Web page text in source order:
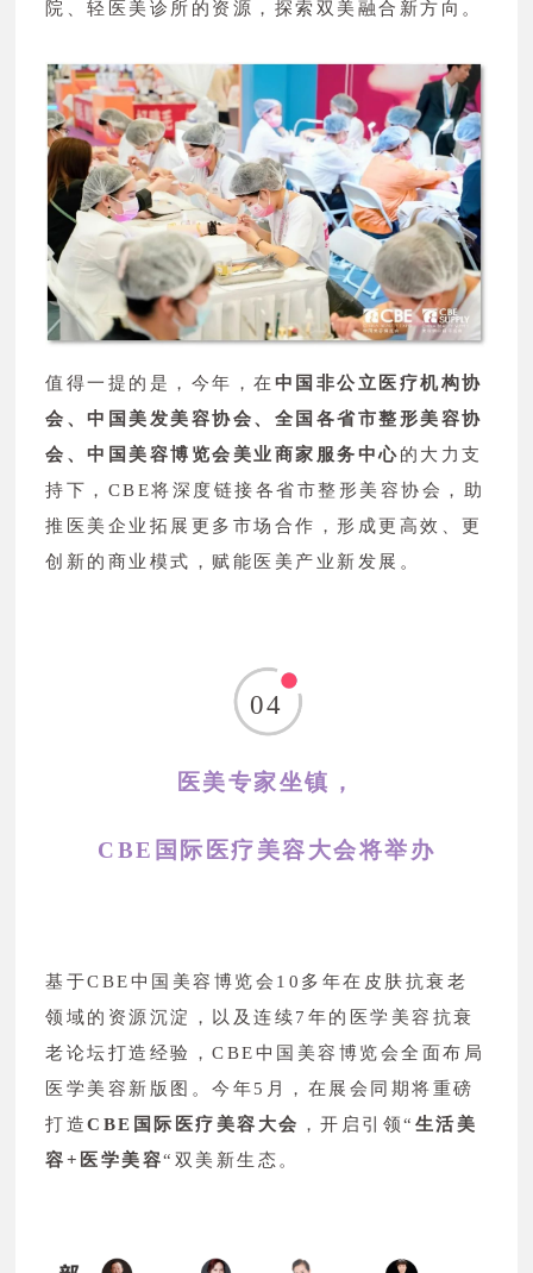
院、轻医美诊所的资源，探索双美融合新方向。
值得一提的是，今年，在 中国非公立医疗机构协
会、中国美发美容协会、全国各省市整形美容协
会、中国美容博览会美业商家服务中心的大力支
持下，CBE将深度链接各省市整形美容协会，助
推医美企业拓展更多市场合作，形成更高效、更
创新的商业模式，赋能医美产业新发展。
04
医美专家坐镇，
CBE 国际 医疗美容大会将举办
基于CBE中国美容博览会10多年在皮肤抗衰老
领域的资源沉淀，以及连续7年的医学美容抗衰
老论坛打造经验，CBE中国美容博览会全面布局
医学美容新版图。今年5月，在展会同期将重磅
打造CBE国际医疗美容大会 ，开启引领“ 生活美
容+医学美容“双美新生态。